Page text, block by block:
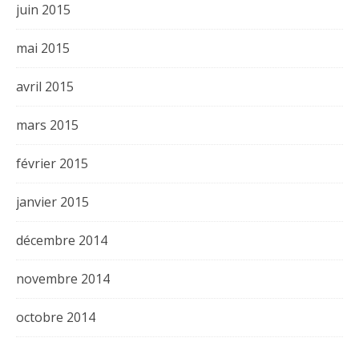
juin 2015
mai 2015
avril 2015
mars 2015
février 2015
janvier 2015
décembre 2014
novembre 2014
octobre 2014